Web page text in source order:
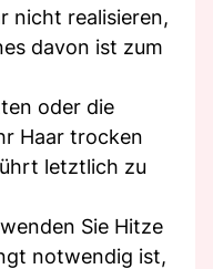
nicht realisieren,
davon ist zum
oder die
Haar trocken
letztlich zu
Sie Hitze
notwendig ist,